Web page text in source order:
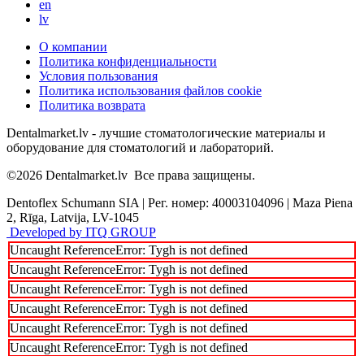
en
lv
О компании
Политика конфиденциальности
Условия пользования
Политика использования файлов cookie
Политика возврата
Dentalmarket.lv - лучшие стоматологические материалы и
оборудование для стоматологий и лабораторий.
©2026 Dentalmarket.lv Все права защищены.
Dentoflex Schumann SIA | Рег. номер: 40003104096 | Maza Piena
2, Rīga, Latvija, LV-1045
Developed by ITQ GROUP
Uncaught ReferenceError: Tygh is not defined
Uncaught ReferenceError: Tygh is not defined
Uncaught ReferenceError: Tygh is not defined
Uncaught ReferenceError: Tygh is not defined
Uncaught ReferenceError: Tygh is not defined
Uncaught ReferenceError: Tygh is not defined